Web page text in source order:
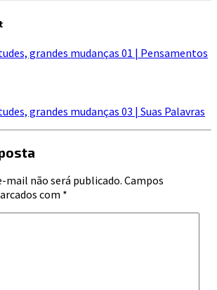
grandes mudanças 01 | Pensamentos
grandes mudanças 03 | Suas Palavras
mail não será publicado. Campos
com *